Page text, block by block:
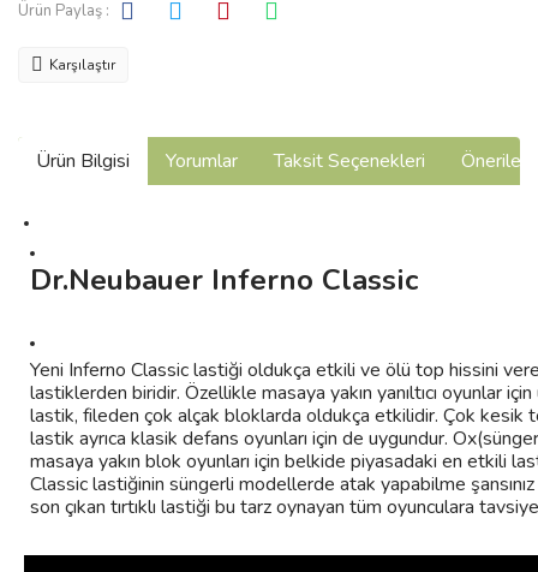
Ürün Paylaş :
Karşılaştır
Ürün Bilgisi Yorumlar Taksit Seçenekleri
Dr.Neubauer Inferno Classic
Yeni Inferno Classic lastiği oldukça etkili ve ölü top hissini
lastiklerden biridir. Özellikle masaya yakın yanıltıcı oyunlar
lastik, fileden çok alçak bloklarda oldukça etkilidir. Çok kesik
lastik ayrıca klasik defans oyunları için de uygundur.
masaya yakın blok oyunları için belkide piyasadaki en etkili
Classic lastiğinin süngerli modellerde atak yapabilme şansınız
son çıkan tırtıklı lastiği bu tarz oynayan tüm oyunculara